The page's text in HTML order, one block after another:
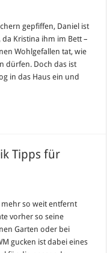
gepfiffen, Daniel ist
Kristina ihm im Bett –
Wohlgefallen tat, wie
dürfen. Doch das ist
in das Haus ein und
Tipps für
mehr so weit entfernt
vorher so seine
Garten oder bei
gucken ist dabei eines